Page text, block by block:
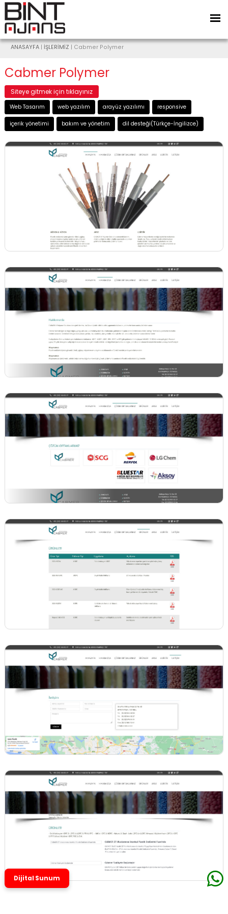
BİNT AJANS
Dijital Sunum
ANASAYFA | İŞLERİMİZ | Cabmer Polymer
Cabmer Polymer
Siteye gitmek için tıklayınız
Web Tasarım web yazılım arayüz yazılımı responsive
içerik yönetimi bakım ve yönetim dil desteği(Türkçe-İngilizce)